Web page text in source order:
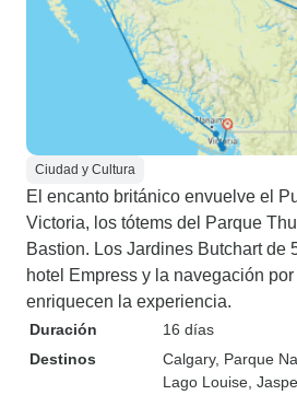
Ciudad y Cultura
El encanto británico envuelve el
Victoria, los tótems del Parque
Bastion. Los Jardines Butchart de
hotel Empress y la navegación
enriquecen la experiencia.
Duración
16 días
Destinos
Calgary, Parque
Lago Louise ,